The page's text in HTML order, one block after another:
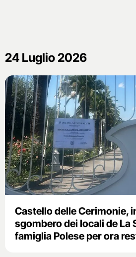
24 Luglio 2026
Castello delle Cerimonie,
sgombero dei locali de La
famiglia Polese per ora